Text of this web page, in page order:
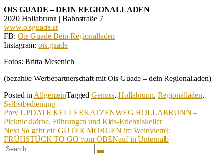
OIS GUADE – DEIN REGIONALLADEN
2020 Hollabrunn | Bahnstraße 7
www.oisguade.at
FB: Ois Guade Dein Regionalladen
Instagram: ois.guade
Fotos: Britta Mesenich
(bezahlte Werbepartnerschaft mit Ois Guade – dein Regionalladen)
Posted in AllgemeinTagged Genuss, Hollabrunn, Regionalladen,
Selbstbedienung
Beitragsnavigation
Prev UPDATE KELLERKATZENWEG HOLLABRUNN –
Picknickkörbe, Führungen und Kids-Erlebniskeller
Next So geht ein GUTER MORGEN im Weinviertel:
FRÜHSTÜCK TO GO vom OBENauf in Unternalb
Search
for:
Search